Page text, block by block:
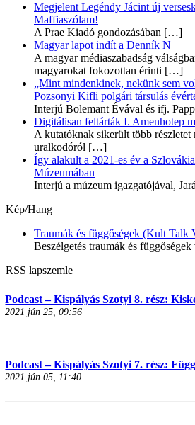
Megjelent Legéndy Jácint új
Maffiaszólam!
A Prae Kiadó gondozásában […]
Magyar lapot indít a Denník N
A magyar médiaszabadság
magyarokat fokozottan érinti […]
„Mint mindenkinek, nekünk sem
Pozsonyi Kifli polgári társulás
Interjú Bolemant Évával és ifj.
Digitálisan feltárták I. Amenhotep
A kutatóknak sikerült több
uralkodóról […]
Így alakult a 2021-es év a
Múzeumában
Interjú a múzeum igazgatójával,
Kép/Hang
Traumák és függőségek (Kult Talk
Beszélgetés traumák és
RSS lapszemle
Podcast – Kispályás Szotyi 8. rész:
2021 jún 25, 09:56
Podcast – Kispályás Szotyi 7. rész:
2021 jún 05, 11:40